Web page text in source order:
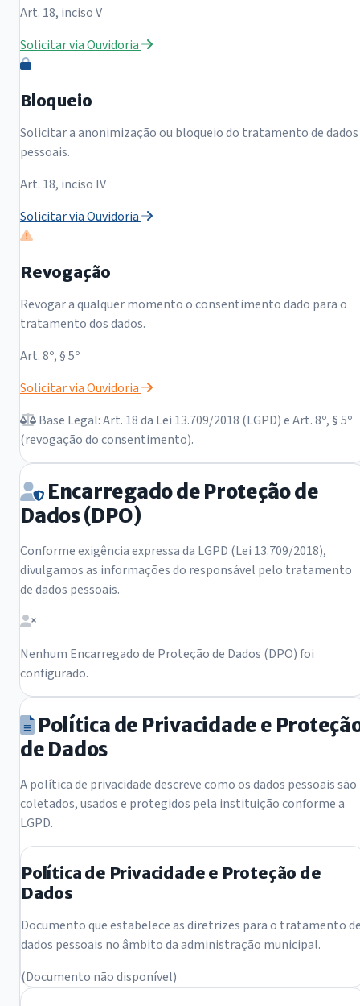
Art. 18, inciso V
Solicitar via Ouvidoria
Bloqueio
Solicitar a anonimização ou bloqueio do tratamento de dados
pessoais.
Art. 18, inciso IV
Solicitar via Ouvidoria
Revogação
Revogar a qualquer momento o consentimento dado para o
tratamento dos dados.
Art. 8º, § 5º
Solicitar via Ouvidoria
Base Legal: Art. 18 da Lei 13.709/2018 (LGPD) e Art. 8º, § 5º
(revogação do consentimento).
Encarregado de Proteção de
Dados (DPO)
Conforme exigência expressa da LGPD (Lei 13.709/2018),
divulgamos as informações do responsável pelo tratamento
de dados pessoais.
Nenhum Encarregado de Proteção de Dados (DPO) foi
configurado.
Política de Privacidade e
de Dados
A política de privacidade descreve como os dados pessoais são
coletados, usados e protegidos pela instituição conforme a
LGPD.
Política de Privacidade e Proteção de
Dados
Documento que estabelece as diretrizes para o tratamento
dados pessoais no âmbito da administração municipal.
(Documento não disponível)